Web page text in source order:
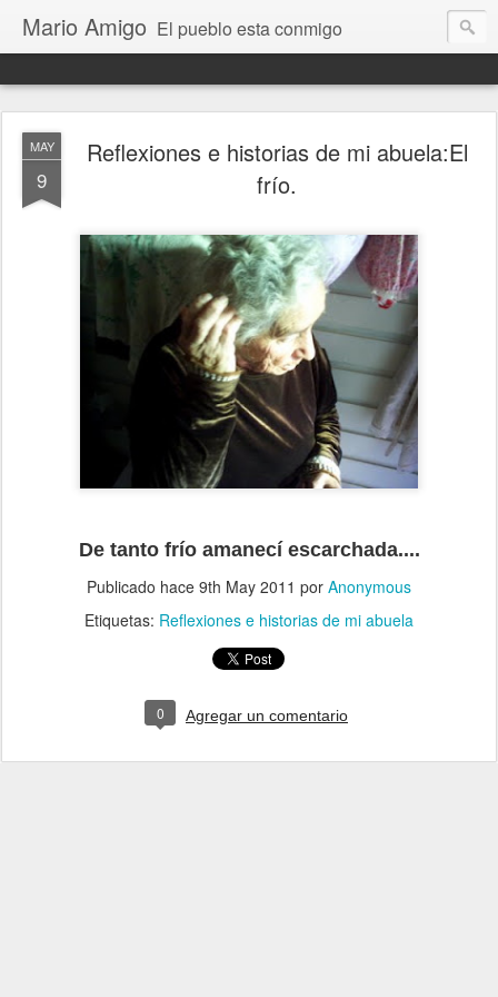
Mario Amigo El pueblo esta conmigo
MAY
9
Reflexiones e historias de mi abuela:El
frío.
De tanto frío amanecí escarchada....
Publicado hace 9th May 2011 por Anonymous
Etiquetas: Reflexiones e historias de mi abuela
0 Agregar un comentario